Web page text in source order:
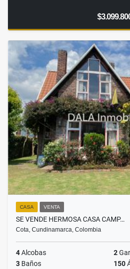
CASA VENTA
SE VENDE HERMOSA CASA CAMP…
Cota, Cundinamarca, Colombia
4Alcobas 2
3 Baños 150